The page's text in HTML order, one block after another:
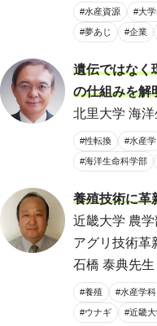
#水産資源 #大
#夢あじ #企業
遺伝ではな
の仕組みを解
北里大学 海
#性転換 #水産学
#海洋生命科学部
養殖技術に革
近畿大学 農学
アグリ技術革
石橋 泰典先生
#養殖 #水産学科
#ウナギ #近畿